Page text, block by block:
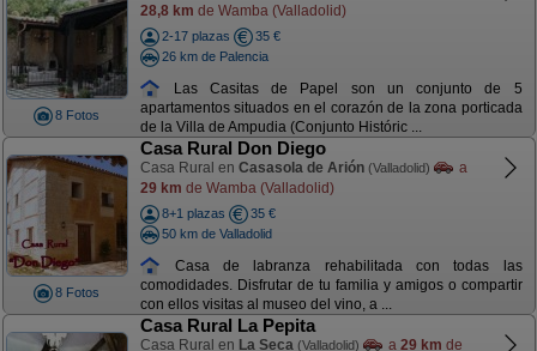
8 Fotos
28,8 km de Wamba (Valladolid)
2-17 plazas
35 €
26 km de Palencia
Las Casitas de Papel son un conjunto de 5
apartamentos situados en el corazón de la zona porticada
de la Villa de Ampudia (Conjunto Históric ...
8 Fotos
Casa Rural Don Diego
Casa Rural en Casasola de Arión (Valladolid)
a
29 km de Wamba (Valladolid)
8+1 plazas
35 €
50 km de Valladolid
Casa de labranza rehabilitada con todas las
comodidades. Disfrutar de tu familia y amigos o compartir
con ellos visitas al museo del vino, a ...
Casa Rural La Pepita
Casa Rural en La Seca (Valladolid) a 29 km de